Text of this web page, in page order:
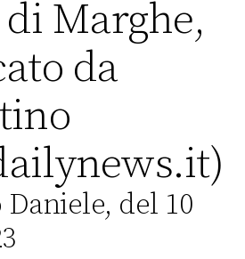
Marghe,
da
del 10